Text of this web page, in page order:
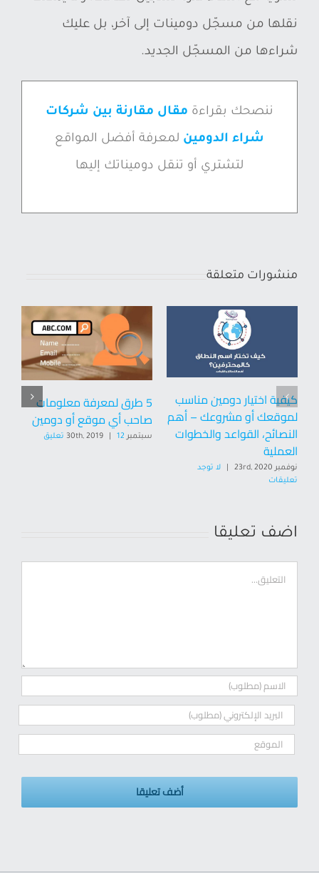
نقلها من مسجّل دومينات إلى آخر، بل عليك
شراءها من المسجّل الجديد.
ننصحك بقراءة مقال مقارنة بين شركات
شراء الدومين لمعرفة أفضل المواقع
لتشتري أو تنقل دوميناتك إليها
منشورات متعلقة
كيفية اختيار دومين مناسب
لموقعك أو مشروعك – أهم
النصائح، القواعد والخطوات
العملية
نوفمبر 23rd, 2020
لا توجد
تعليقات
5 طرق لمعرفة معلومات
صاحب أي موقع أو دومين
سبتمبر 30th, 2019 12 تعليق
اضف تعليقا